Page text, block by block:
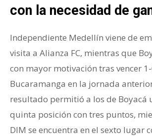
con la necesidad de
Independiente Medellín viene de
visita a Alianza FC, mientras que
con mayor motivación tras vencer
Bucaramanga en la jornada
resultado permitió a los de Boyacá
quinta posición con tres puntos,
DIM se encuentra en el sexto lugar